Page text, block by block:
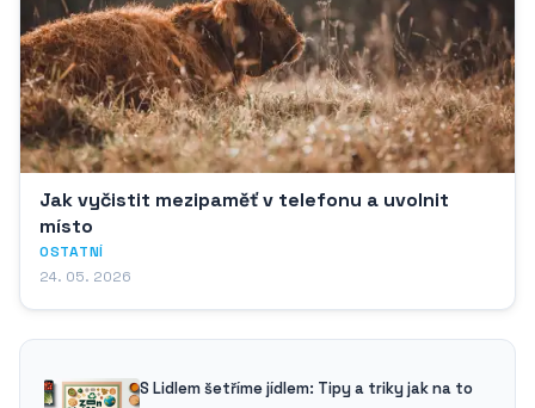
Jak vyčistit mezipaměť v telefonu a uvolnit
místo
OSTATNÍ
24. 05. 2026
S Lidlem šetříme jídlem: Tipy a triky jak na to